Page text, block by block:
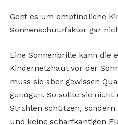
Geht es um empfindliche
Sonnenschutzfaktor gar
Eine Sonnenbrille kann die
Kindernetzhaut vor der
muss sie aber gewissen
genügen. So sollte sie nicht
Strahlen schützen,
und keine scharfkantigen